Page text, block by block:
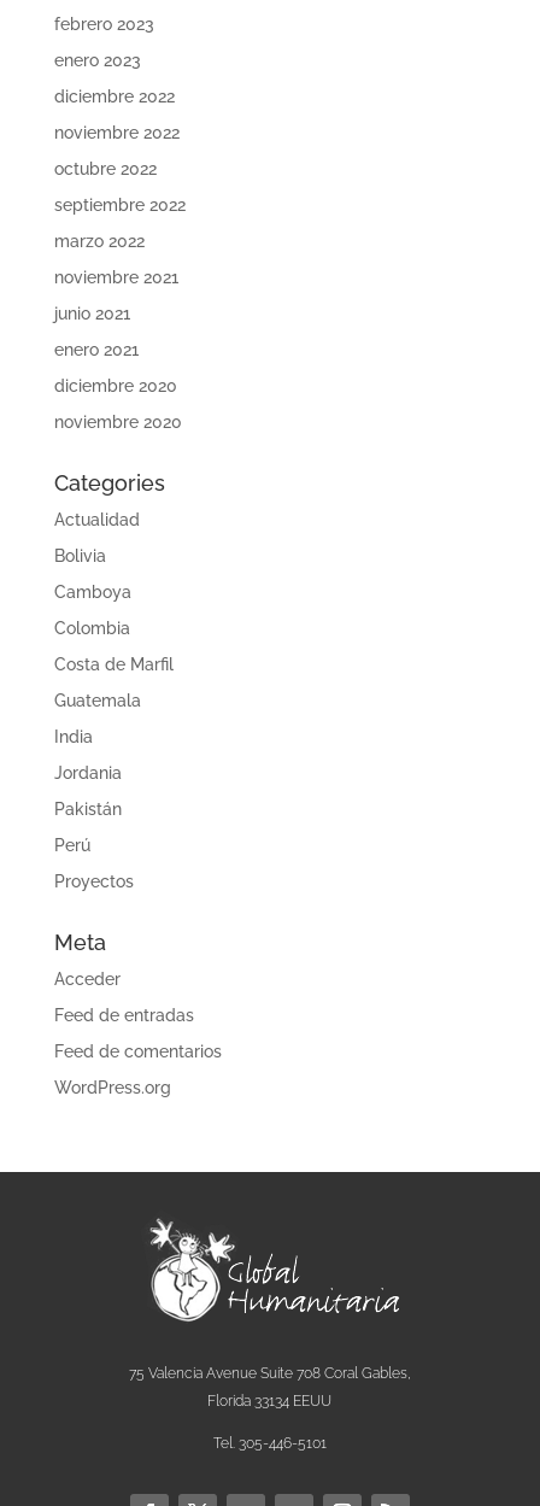
febrero 2023
enero 2023
diciembre 2022
noviembre 2022
octubre 2022
septiembre 2022
marzo 2022
noviembre 2021
junio 2021
enero 2021
diciembre 2020
noviembre 2020
Categories
Actualidad
Bolivia
Camboya
Colombia
Costa de Marfil
Guatemala
India
Jordania
Pakistán
Perú
Proyectos
Meta
Acceder
Feed de entradas
Feed de comentarios
WordPress.org
75 Valencia Avenue Suite 708 Coral Gables,
Florida 33134 EEUU
Tel. 305-446-5101